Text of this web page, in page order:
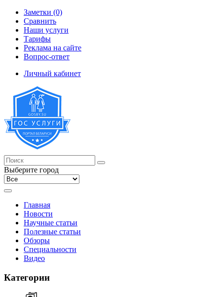
Заметки (0)
Сравнить
Наши услуги
Тарифы
Реклама на сайте
Вопрос-ответ
Личный кабинет
Выберите город
Главная
Новости
Научные статьи
Полезные статьи
Обзоры
Специальности
Видео
Категории